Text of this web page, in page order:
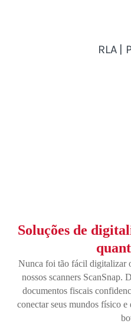
Soluções de
Nunca foi tão fácil digitalizar
nossos scanners ScanSnap.
documentos fiscais
conectar seus mundos físico